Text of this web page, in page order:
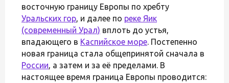
восточную границу Европы по хребту
Уральских гор, и далее по реке Яик
(современный Урал) вплоть до устья,
впадающего в Каспийское море. Постепенно
новая граница стала общепринятой сначала в
России, а затем и за её пределами. В
настоящее время граница Европы проводится: